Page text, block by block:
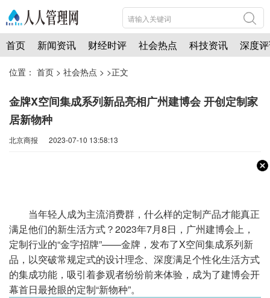
首页 新闻资讯 财经时评 社会热点 科技资讯 深度
位置： 首页 > 社会热点 > >正文
金牌X空间集成系列新品亮相广州建博会 开创定制家
居新物种
北京商报 2023-07-10 13:58:13
当年轻人成为主流消费群，什么样的定制产品才能真正
满足他们的新生活方式？2023年7月8日，广州建博会上，
定制行业的“金字招牌”——金牌，发布了X空间集成系列新
品，以突破常规定式的设计理念、深度满足个性化生活方式
的集成功能，吸引着参观者纷纷前来体验，成为了建博会开
幕首日最抢眼的定制“新物种”。